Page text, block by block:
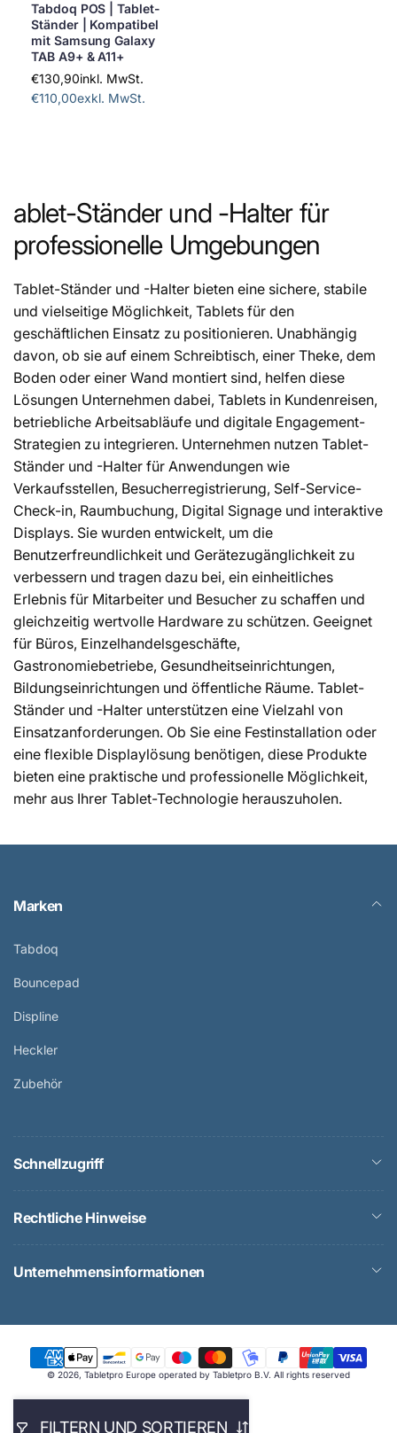
FILTERN UND SORTIEREN
Tabdoq POS | Tablet-
Ständer | Kompatibel
mit Samsung Galaxy
TAB A9+ & A11+
€130,90inkl. MwSt.
€110,00exkl. MwSt.
ablet-Ständer und -Halter für
professionelle Umgebungen
Tablet-Ständer und -Halter bieten eine sichere, stabile
und vielseitige Möglichkeit, Tablets für den
geschäftlichen Einsatz zu positionieren. Unabhängig
davon, ob sie auf einem Schreibtisch, einer Theke, dem
Boden oder einer Wand montiert sind, helfen diese
Lösungen Unternehmen dabei, Tablets in Kundenreisen,
betriebliche Arbeitsabläufe und digitale Engagement-
Strategien zu integrieren. Unternehmen nutzen Tablet-
Ständer und -Halter für Anwendungen wie
Verkaufsstellen, Besucherregistrierung, Self-Service-
Check-in, Raumbuchung, Digital Signage und interaktive
Displays. Sie wurden entwickelt, um die
Benutzerfreundlichkeit und Gerätezugänglichkeit zu
verbessern und tragen dazu bei, ein einheitliches
Erlebnis für Mitarbeiter und Besucher zu schaffen und
gleichzeitig wertvolle Hardware zu schützen. Geeignet
für Büros, Einzelhandelsgeschäfte,
Gastronomiebetriebe, Gesundheitseinrichtungen,
Bildungseinrichtungen und öffentliche Räume. Tablet-
Ständer und -Halter unterstützen eine Vielzahl von
Einsatzanforderungen. Ob Sie eine Festinstallation oder
eine flexible Displaylösung benötigen, diese Produkte
bieten eine praktische und professionelle Möglichkeit,
mehr aus Ihrer Tablet-Technologie herauszuholen.
Marken
Tabdoq
Bouncepad
Displine
Heckler
Zubehör
Schnellzugriff
Rechtliche Hinweise
Unternehmensinformationen
Zahlungsmethoden
© 2026, Tabletpro Europe operated by Tabletpro B.V. All rights reserved